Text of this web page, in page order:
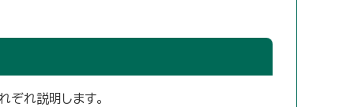
ぞれ説明します。